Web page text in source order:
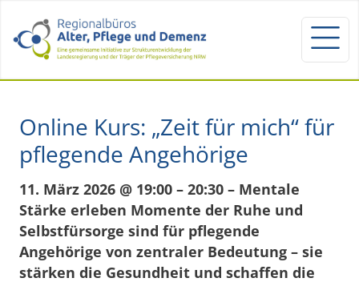
Online Kurs: „Zeit für mich“ für
pflegende Angehörige
11. März 2026 @ 19:00 – 20:30 – Mentale
Stärke erleben Momente der Ruhe und
Selbstfürsorge sind für pflegende
Angehörige von zentraler Bedeutung – sie
stärken die Gesundheit und schaffen die